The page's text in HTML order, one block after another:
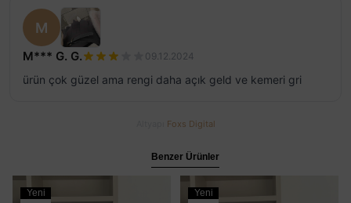
M
M*** G. G. 09.12.2024
ürün çok güzel ama rengi daha açık geld ve kemeri gri
Foxs Digital
Benzer Ürünler
Yeni
Yeni